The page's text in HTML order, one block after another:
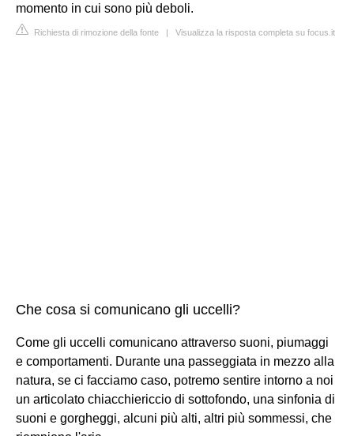
momento in cui sono più deboli.
Richiesta di rimozione della fonte | Visualizza la risposta completa su focus.it
Che cosa si comunicano gli uccelli?
Come gli uccelli comunicano attraverso suoni, piumaggi
e comportamenti. Durante una passeggiata in mezzo alla
natura, se ci facciamo caso, potremo sentire intorno a noi
un articolato chiacchiericcio di sottofondo, una sinfonia di
suoni e gorgheggi, alcuni più alti, altri più sommessi, che